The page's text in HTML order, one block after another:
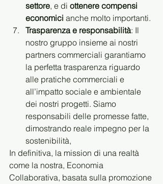
settore, e di ottenere compensi
economici anche molto importanti.
Trasparenza e responsabilità: Il
nostro gruppo insieme ai nostri
partners commerciali garantiamo
la perfetta trasparenza riguardo
alle pratiche commerciali e
all’impatto sociale e ambientale
dei nostri progetti. Siamo
responsabili delle promesse fatte,
dimostrando reale impegno per la
sostenibilità,
In definitiva, la mission di una realtà
come la nostra, Economia
Collaborativa, basata sulla promozione